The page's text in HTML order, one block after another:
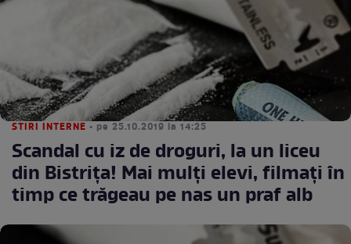
STIRI INTERNE • pe 25.10.2019 la 14:25
Scandal cu iz de droguri, la un liceu
din Bistrița! Mai mulți elevi, filmați în
timp ce trăgeau pe nas un praf alb